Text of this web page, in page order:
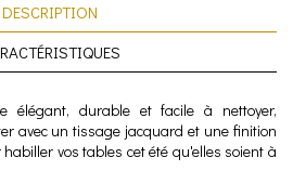
DESCRIPTION
élégant, durable et facile à nettoyer,
avec un tissage jacquard et une finition
vos tables cet été qu'elles soient à